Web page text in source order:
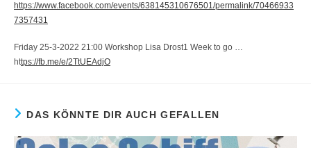
https://www.facebook.com/events/638145310676501/permalink/70466933
7357431
Friday 25-3-2022 21:00 Workshop Lisa Drost1 Week to go …
https://fb.me/e/2TtUEAdjO
DAS KÖNNTE DIR AUCH GEFALLEN